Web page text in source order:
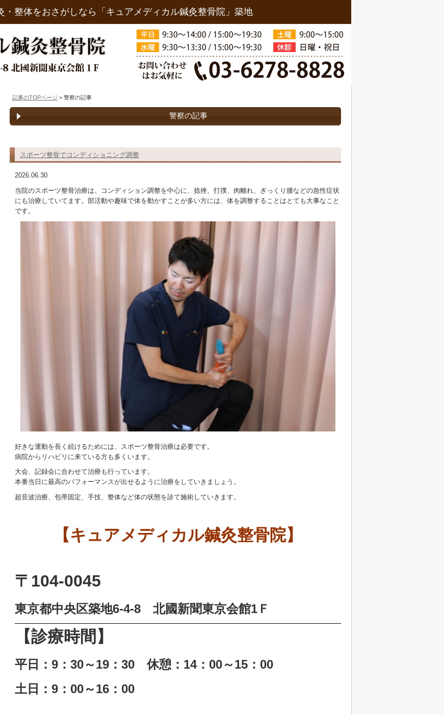
・整体をおさがしなら「キュアメディカル鍼灸整骨院」築地
記事のTOPページ > 警察の記事
警察の記事
スポーツ整骨でコンディショニング調整
2026.06.30
当院のスポーツ整骨治療は、コンディション調整を中心に、捻挫、打撲、肉離れ、ぎっくり腰などの急性症状
にも治療していてます。部活動や趣味で体を動かすことが多い方には、体を調整することはとても大事なこと
です。
好きな運動を長く続けるためには、スポーツ整骨治療は必要です。
病院からリハビリに来ている方も多くいます。
大会、記録会に合わせて治療も行っています。
本番当日に最高のパフォーマンスが出せるように治療をしていきましょう。
超音波治療、包帯固定、手技、整体など体の状態を診て施術していきます。
【キュアメディカル鍼灸整骨院】
〒104-0045
東京都中央区築地6-4-8 北國新聞東京会館1Ｆ
【診療時間】
平日：9：30～19：30 休憩：14：00～15：00
土日：9：00～16：00